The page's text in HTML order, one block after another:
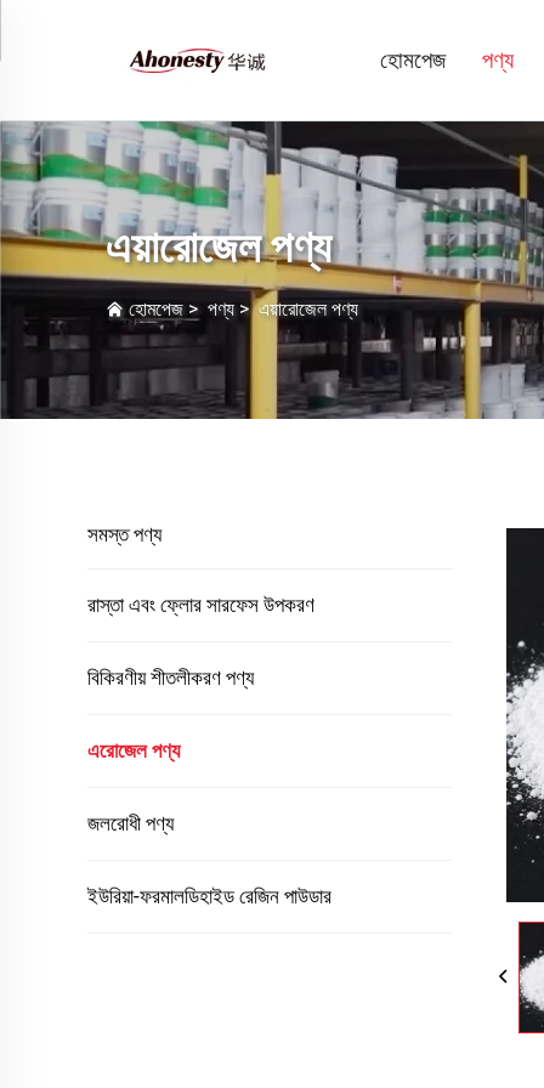
হোমপেজ পণ্য
এয়ারোজেল পণ্য
হোমপেজ > পণ্য >এয়ারোজেল পণ্য
সমস্ত পণ্য
রাস্তা এবং ফ্লোর সারফেস উপকরণ
বিকিরণীয় শীতলীকরণ পণ্য
এরোজেল পণ্য
জলরোধী পণ্য
ইউরিয়া-ফরমালডিহাইড রেজিন পাউডার